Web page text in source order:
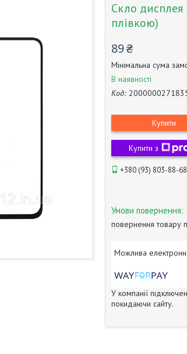
Скло дисплея
плівкою)
89 ₴
Мінімальна сума
В наявності
Код:
Купити
Купити з
+380 (93) 803-88-68
повернення товару
У компанії
покидаючи сайту.